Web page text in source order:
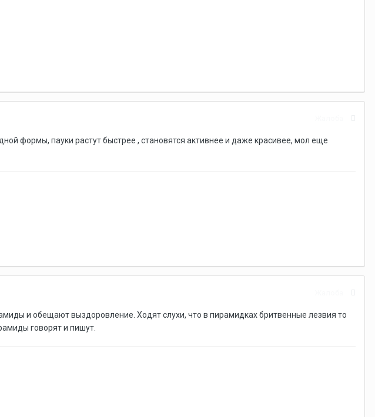
формы, пауки растут быстрее , становятся активнее и даже красивее, мол еще
и обещают выздоровление. Ходят слухи, что в пирамидках бритвенные лезвия то
говорят и пишут.